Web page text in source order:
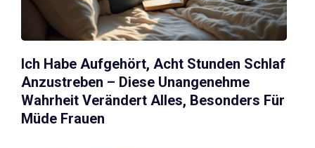
Ich Habe Aufgehört, Acht Stunden Schlaf
Anzustreben – Diese Unangenehme
Wahrheit Verändert Alles, Besonders Für
Müde Frauen